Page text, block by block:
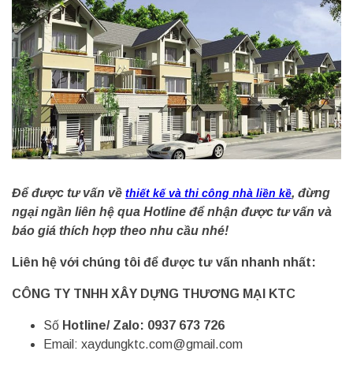
Để được tư vấn về thiết kế và thi công nhà liền kề, đừng
ngại ngần liên hệ qua Hotline để nhận được tư vấn và
báo giá thích hợp theo nhu cầu nhé!
Liên hệ với chúng tôi để được tư vấn nhanh nhất:
CÔNG TY TNHH XÂY DỰNG THƯƠNG MẠI KTC
Số Hotline/ Zalo: 0937 673 726
Email: xaydungktc.com@gmail.com